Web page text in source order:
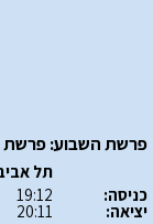
פרשת השבוע: פרשת
כניסה:
יציאה:
תל
19:12
20:11